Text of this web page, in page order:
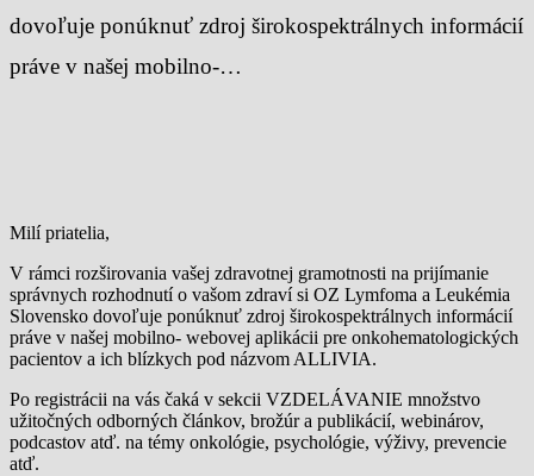
dovoľuje ponúknuť zdroj širokospektrálnych informácií
práve v našej mobilno-…
Milí priatelia,
V rámci rozširovania vašej zdravotnej gramotnosti na prijímanie
správnych rozhodnutí o vašom zdraví si OZ Lymfoma a Leukémia
Slovensko dovoľuje ponúknuť zdroj širokospektrálnych informácií
práve v našej mobilno- webovej aplikácii pre onkohematologických
pacientov a ich blízkych pod názvom ALLIVIA.
Po registrácii na vás čaká v sekcii VZDELÁVANIE množstvo
užitočných odborných článkov, brožúr a publikácií, webinárov,
podcastov atď. na témy onkológie, psychológie, výživy, prevencie
atď.